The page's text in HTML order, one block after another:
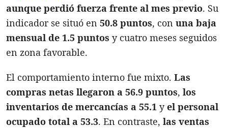
aunque perdió fuerza frente al mes previo. Su
indicador se situó en 50.8 puntos, con una baja
mensual de 1.5 puntos y cuatro meses seguidos
en zona favorable.
El comportamiento interno fue mixto. Las
compras netas llegaron a 56.9 puntos, los
inventarios de mercancías a 55.1 yel personal
ocupado total a 53.3. En contraste, las ventas